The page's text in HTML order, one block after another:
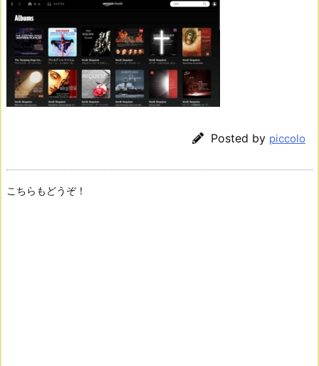
Posted by piccolo
こちらもどうぞ！